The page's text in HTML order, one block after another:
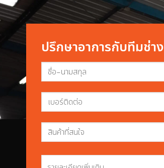
ปรึกษาอาการกับทีมช่าง